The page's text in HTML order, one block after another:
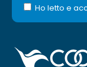
Ho letto e